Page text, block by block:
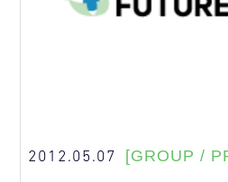
2012.05.07 [GROUP /